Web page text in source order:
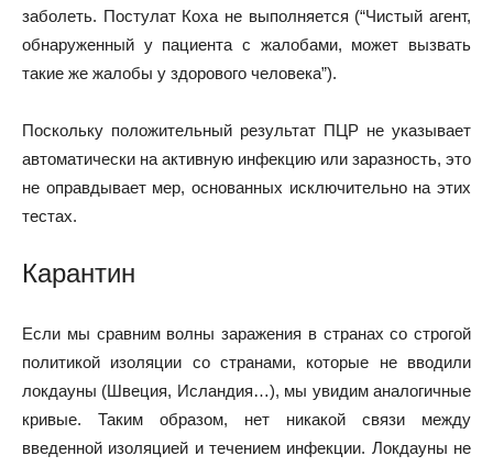
заболеть. Постулат Коха не выполняется (“Чистый агент,
обнаруженный у пациента с жалобами, может вызвать
такие же жалобы у здорового человека”).
Поскольку положительный результат ПЦР не указывает
автоматически на активную инфекцию или заразность, это
не оправдывает мер, основанных исключительно на этих
тестах.
Карантин
Если мы сравним волны заражения в странах со строгой
политикой изоляции со странами, которые не вводили
локдауны (Швеция, Исландия…), мы увидим аналогичные
кривые. Таким образом, нет никакой связи между
введенной изоляцией и течением инфекции. Локдауны не